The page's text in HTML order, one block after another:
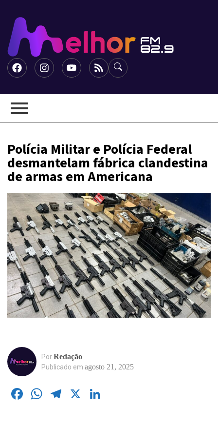
Polícia Militar e Polícia Federal
desmantelam fábrica clandestina
de armas em Americana
PorRedação
Publicado em agosto 21, 2025
Facebook
WhatsApp
Telegram
X